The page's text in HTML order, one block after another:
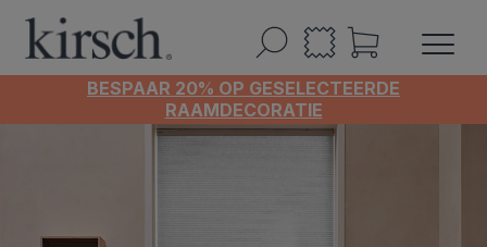
BESPAAR 20% OP GESELECTEERDE
RAAMDECORATIE